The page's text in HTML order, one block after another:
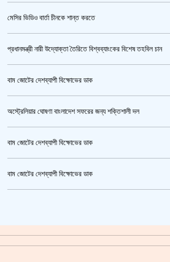
মেসির ভিডিও বার্তা চীনকে শান্ত করতে
প্রধানমন্ত্রী নারী উদ্যোক্তা তৈরিতে বিশ্বব্যাংকের বিশেষ তহবিল চান
বাম জোটের দেশব্যাপী বিক্ষোভের ডাক
অস্ট্রেলিয়ার ঘোষণা বাংলাদেশ সফরের জন্য শক্তিশালী দল
বাম জোটের দেশব্যাপী বিক্ষোভের ডাক
বাম জোটের দেশব্যাপী বিক্ষোভের ডাক
গাজীপুর মহাসড়ক অবরোধ,সিটি করপোরেশনের গাড়ি চাপায় শ্রমিক নিহত